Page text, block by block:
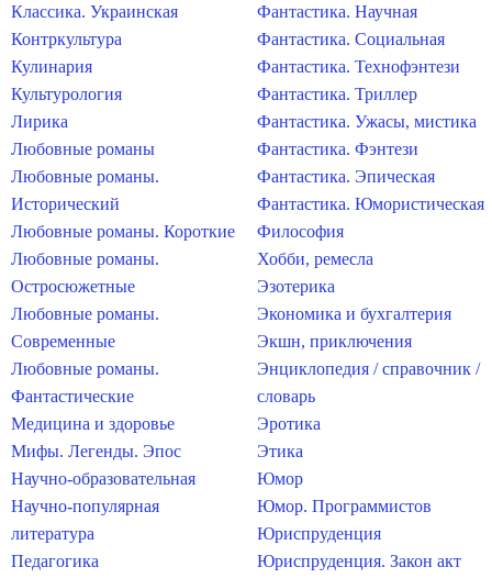
Классика. Украинская
Контркультура
Кулинария
Культурология
Лирика
Любовные романы
Любовные романы.
Исторический
Любовные романы. Короткие
Любовные романы.
Остросюжетные
Любовные романы.
Современные
Любовные романы.
Фантастические
Медицина и здоровье
Мифы. Легенды. Эпос
Научно-образовательная
Научно-популярная
литература
Педагогика
Фантастика. Научная
Фантастика. Социальная
Фантастика. Технофэнтези
Фантастика. Триллер
Фантастика. Ужасы, мистика
Фантастика. Фэнтези
Фантастика. Эпическая
Фантастика. Юмористическая
Философия
Хобби, ремесла
Эзотерика
Экономика и бухгалтерия
Экшн, приключения
Энциклопедия / справочник /
словарь
Эротика
Этика
Юмор
Юмор. Программистов
Юриспруденция
Юриспруденция. Закон акт